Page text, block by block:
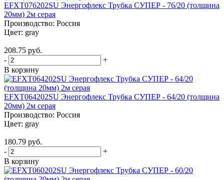
EFXT076202SU Энергофлекс Трубка СУПЕР - 76/20 (толщина
20мм) 2м серая
Производство: Россия
Цвет: gray
208.75 руб.
-
+
В корзину
EFXT064202SU Энергофлекс Трубка СУПЕР - 64/20 (толщина
20мм) 2м серая
Производство: Россия
Цвет: gray
180.79 руб.
-
+
В корзину